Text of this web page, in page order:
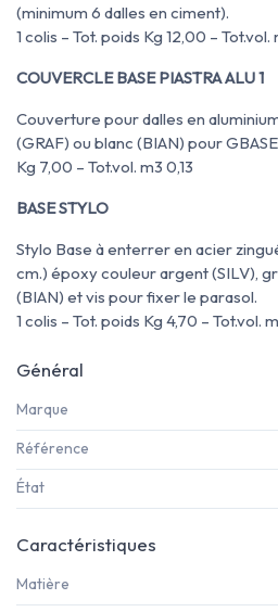
(minimum 6 dalles en ciment).
1 colis – Tot. poids Kg 12,00 – Tot.vol.
COUVERCLE BASE PIASTRA ALU 1
Couverture pour dalles en
(GRAF) ou blanc (BIAN) pour
Kg 7,00 – Tot.vol. m3 0,13
BASE STYLO
Stylo Base à enterrer en acier
cm.) époxy couleur argent (SILV),
(BIAN) et vis pour fixer le parasol.
1 colis – Tot. poids Kg 4,70 – Tot.vol.
Général
Marque
Référence
État
Caractéristiques
Matière